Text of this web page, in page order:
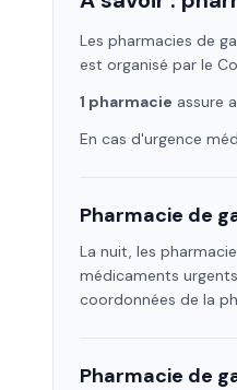
Les pharmacies de
est organisé par le
1 pharmacie assure
En cas d'urgence
Pharmacie de
La nuit, les
médicaments
coordonnées de la
Pharmacie de